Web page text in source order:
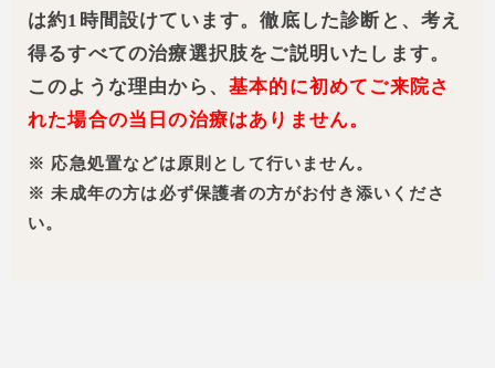
は約1時間設けています。徹底した診断と、考え
得るすべての治療選択肢をご説明いたします。
このような理由から、 基本的に初めてご来院さ
れた場合の当日の治療はありません。
※ 応急処置などは原則として行いません。
※ 未成年の方は必ず保護者の方がお付き添いくださ
い。